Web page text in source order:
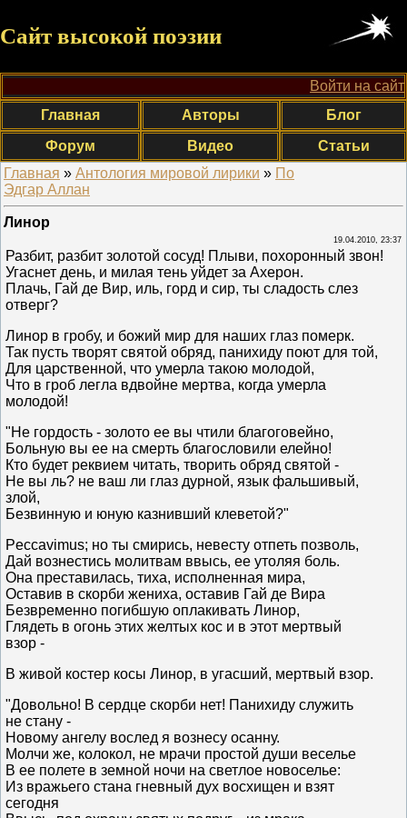
Сайт высокой поэзии
Войти на сайт
Главная
Авторы
Блог
Форум
Видео
Статьи
Главная » Антология мировой лирики » По
Эдгар Аллан
Линор
19.04.2010, 23:37
Разбит, разбит золотой сосуд! Плыви, похоронный звон!
Угаснет день, и милая тень уйдет за Ахерон.
Плачь, Гай де Вир, иль, горд и сир, ты сладость слез
отверг?
Линор в гробу, и божий мир для наших глаз померк.
Так пусть творят святой обряд, панихиду поют для той,
Для царственной, что умерла такою молодой,
Что в гроб легла вдвойне мертва, когда умерла
молодой!
"Не гордость - золото ее вы чтили благоговейно,
Больную вы ее на смерть благословили елейно!
Кто будет реквием читать, творить обряд святой -
Не вы ль? не ваш ли глаз дурной, язык фальшивый,
злой,
Безвинную и юную казнивший клеветой?"
Peccavimus; но ты смирись, невесту отпеть позволь,
Дай вознестись молитвам ввысь, ее утоляя боль.
Она преставилась, тиха, исполненная мира,
Оставив в скорби жениха, оставив Гай де Вира
Безвременно погибшую оплакивать Линор,
Глядеть в огонь этих желтых кос и в этот мертвый
взор -
В живой костер косы Линор, в угасший, мертвый взор.
"Довольно! В сердце скорби нет! Панихиду служить
не стану -
Новому ангелу вослед я вознесу осанну.
Молчи же, колокол, не мрачи простой души веселье
В ее полете в земной ночи на светлое новоселье:
Из вражьего стана гневный дух восхищен и взят
сегодня